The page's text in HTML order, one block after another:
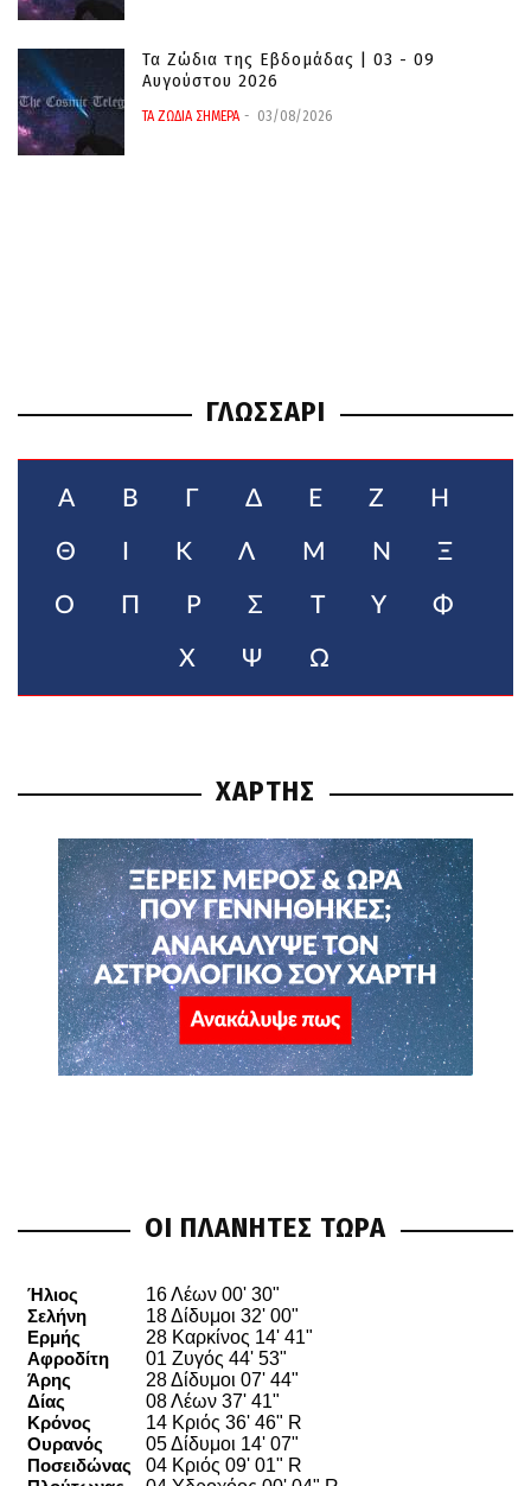
Τα Ζώδια της Εβδομάδας | 03 - 09
Αυγούστου 2026
ΤΑ ΖΩΔΙΑ ΣΗΜΕΡΑ 03/08/2026
ΓΛΩΣΣΑΡΙ
Α Β Γ Δ Ε Ζ Η
Θ Κ Λ Μ Ν Ξ
Ο Π Ρ Σ Τ Υ Φ
Χ Ψ Ω
ΧΑΡΤΗΣ
ΟΙ ΠΛΑΝΗΤΕΣ ΤΩΡΑ